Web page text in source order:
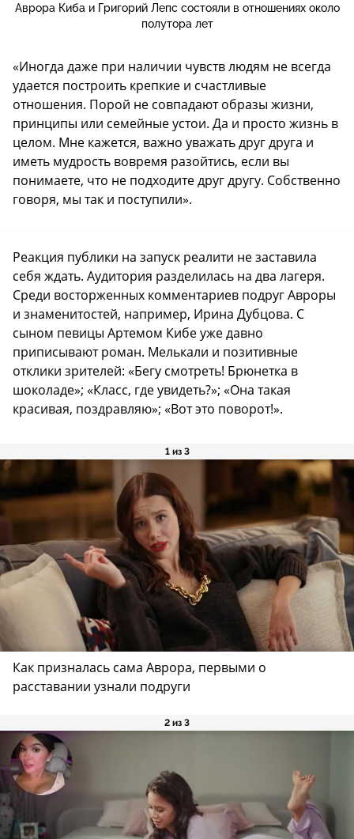
Аврора Киба и Григорий Лепс состояли в отношениях около
полутора лет
«Иногда даже при наличии чувств людям не всегда
удается построить крепкие и счастливые
отношения. Порой не совпадают образы жизни,
принципы или семейные устои. Да и просто жизнь в
целом. Мне кажется, важно уважать друг друга и
иметь мудрость вовремя разойтись, если вы
понимаете, что не подходите друг другу. Собственно
говоря, мы так и поступили».
Реакция публики на запуск реалити не заставила
себя ждать. Аудитория разделилась на два лагеря.
Среди восторженных комментариев подруг Авроры
и знаменитостей, например, Ирина Дубцова. С
сыном певицы Артемом Кибе уже давно
приписывают роман. Мелькали и позитивные
отклики зрителей: «Бегу смотреть! Брюнетка в
шоколаде»; «Класс, где увидеть?»; «Она такая
красивая, поздравляю»; «Вот это поворот!».
1 из 3
Как призналась сама Аврора, первыми о
расставании узнали подруги
2 из 3